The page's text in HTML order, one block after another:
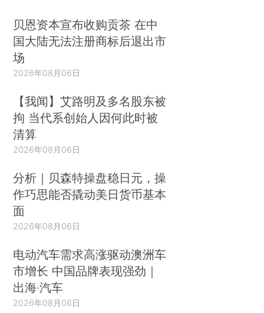
贝恩资本宣布收购贡茶 在中
国大陆无法注册商标后退出市
场
2026年08月06日
【我闻】艾路明及多名股东被
拘 当代系创始人因何此时被
清算
2026年08月06日
分析｜贝森特操盘稳日元，操
作巧思能否撬动美日货币基本
面
2026年08月06日
电动汽车需求高涨驱动澳洲车
市增长 中国品牌表现强劲｜
出海·汽车
2026年08月06日